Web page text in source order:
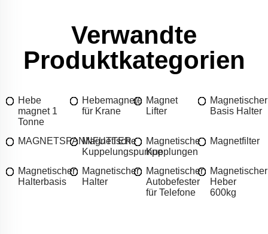
Verwandte
Produktkategorien
Hebe
magnet 1
Tonne
Hebemagnete
für Krane
Magnet
Lifter
Magnetischer
Basis Halter
MAGNETSPANNFUTTER
Magnetische
Kuppelungspumpe
Magnetische
Kupplungen
Magnetfilter
Magnetischer
Halterbasis
Magnetischer
Halter
Magnetischer
Autobefester
für Telefone
Magnetischer
Heber
600kg